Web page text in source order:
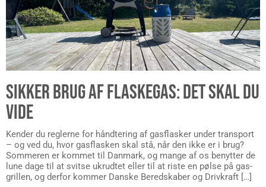
SIKKER BRUG AF FLASKEGAS: DET SKAL DU
VIDE
Kender du reglerne for håndtering af gasflasker under transport
– og ved du, hvor gasflasken skal stå, når den ikke er i brug?
Sommeren er kommet til Danmark, og mange af os benytter de
lune dage til at svitse ukrudtet eller til at riste en pølse på gas-
grillen, og derfor kommer Danske Beredskaber og Drivkraft […]